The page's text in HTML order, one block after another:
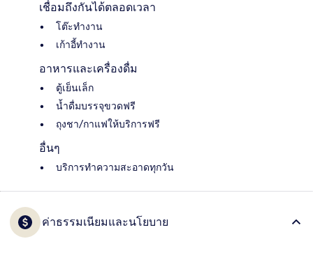
เชื่อมถึงกันได้ตลอดเวลา
โต๊ะทำงาน
เก้าอี้ทำงาน
อาหารและเครื่องดื่ม
ตู้เย็นเล็ก
น้ำดื่มบรรจุขวดฟรี
ถุงชา/กาแฟให้บริการฟรี
อื่นๆ
บริการทำความสะอาดทุกวัน
ค่าธรรมเนียมและนโยบาย